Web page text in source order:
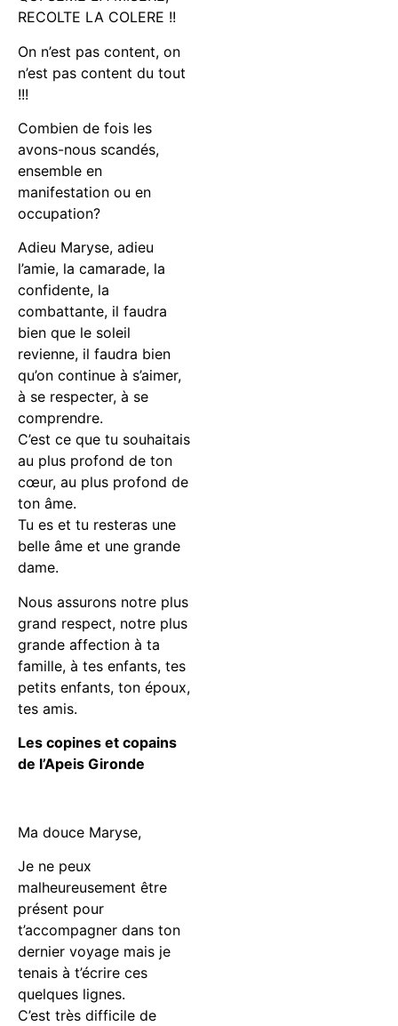
RECOLTE LA COLERE !!
On n’est pas content, on
n’est pas content du tout
!!!
Combien de fois les
avons-nous scandés,
ensemble en
manifestation ou en
occupation?
Adieu Maryse, adieu
l’amie, la camarade, la
confidente, la
combattante, il faudra
bien que le soleil
revienne, il faudra bien
qu’on continue à s’aimer,
à se respecter, à se
comprendre.
C’est ce que tu souhaitais
au plus profond de ton
cœur, au plus profond de
ton âme.
Tu es et tu resteras une
belle âme et une grande
dame.
Nous assurons notre plus
grand respect, notre plus
grande affection à ta
famille, à tes enfants, tes
petits enfants, ton époux,
tes amis.
Les copines et copains
de l’Apeis Gironde
Ma douce Maryse,
Je ne peux
malheureusement être
présent pour
t’accompagner dans ton
dernier voyage mais je
tenais à t’écrire ces
quelques lignes.
C’est très difficile de